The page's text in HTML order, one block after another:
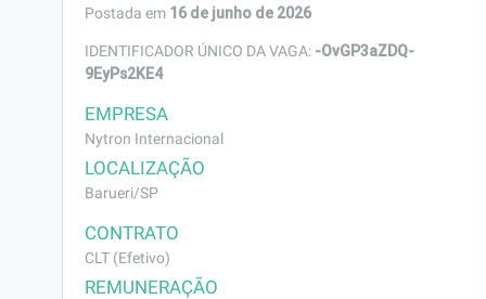
Postada em 16 de junho de 2026
IDENTIFICADOR ÚNICO DA VAGA: -OvGP3aZDQ-
9EyPs2KE4
EMPRESA
Nytron Internacional
LOCALIZAÇÃO
Barueri/SP
CONTRATO
CLT (Efetivo)
REMUNERAÇÃO